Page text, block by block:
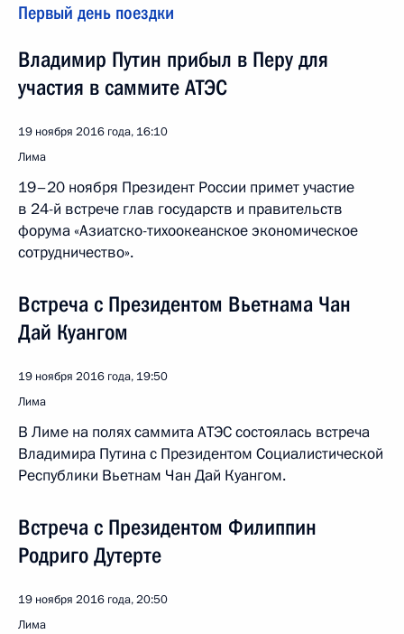
Первый день поездки
Владимир Путин прибыл в Перу для
участия в саммите АТЭС
19 ноября 2016 года, 16:10
Лима
19–20 ноября Президент России примет участие
в 24-й встрече глав государств и правительств
форума «Азиатско-тихоокеанское экономическое
сотрудничество».
Встреча с Президентом Вьетнама Чан
Дай Куангом
19 ноября 2016 года, 19:50
Лима
В Лиме на полях саммита АТЭС состоялась встреча
Владимира Путина с Президентом Социалистической
Республики Вьетнам Чан Дай Куангом.
Встреча с Президентом Филиппин
Родриго Дутерте
19 ноября 2016 года, 20:50
Лима